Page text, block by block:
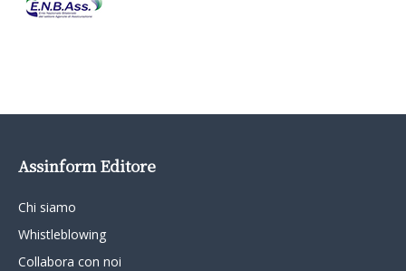
Assinform Editore
Chi siamo
Whistleblowing
Collabora con noi